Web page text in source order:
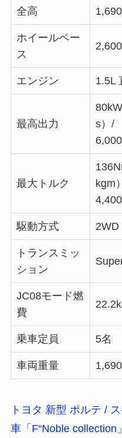
全高
ホイールベー
ス
エンジン 1.5L
最高出力
s）/
最大トルク
kgm
駆動方式 2WD
トランスミッ
ション
JC08モード燃
費
乗車定員 5名
車両重量
トヨタ 新型 ポルテ /
車「F“Noble collection